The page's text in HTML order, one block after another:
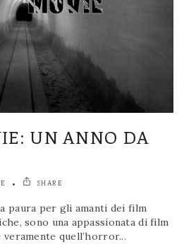
UN ANNO DA
SHARE
paura per gli amanti dei film
sono una appassionata di film
quell’horror...